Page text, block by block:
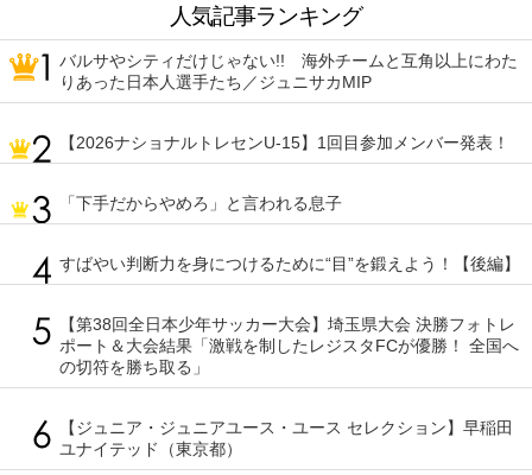
人気記事ランキング
バルサやシティだけじゃない!! 海外チームと互角以上にわた
りあった日本人選手たち／ジュニサカMIP
【2026ナショナルトレセンU-15】1回目参加メンバー発表！
「下手だからやめろ」と言われる息子
すばやい判断力を身につけるために“目”を鍛えよう！【後編】
【第38回全日本少年サッカー大会】埼玉県大会 決勝フォトレ
ポート＆大会結果「激戦を制したレジスタFCが優勝！ 全国へ
の切符を勝ち取る」
【ジュニア・ジュニアユース・ユース セレクション】早稲田
ユナイテッド（東京都）